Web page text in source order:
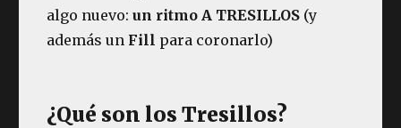
algo nuevo:un ritmo A TRESILLOS (y
además un Fill para coronarlo)
¿Qué son los Tresillos?